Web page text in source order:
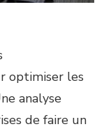
optimiser les
analyse
de faire un